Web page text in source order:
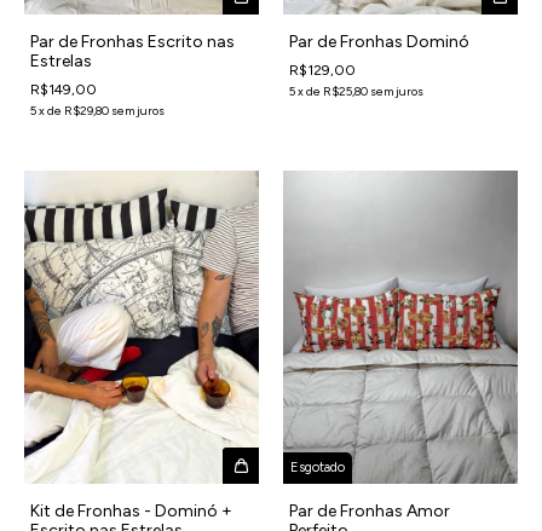
Par de Fronhas Escrito nas
Estrelas
R$149,00
5xde R$29,80 sem juros
Par de Fronhas Dominó
R$129,00
5xde R$25,80 sem juros
Kit de Fronhas - Dominó +
Esgotado
Par de Fronhas Amor